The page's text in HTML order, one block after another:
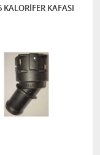
KALORİFER KAFASI